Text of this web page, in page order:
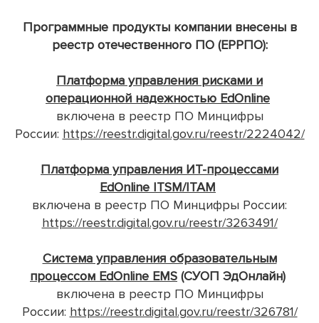
Программные продукты компании внесены в
реестр отечественного ПО (ЕРРПО):
Платформа управления рисками и
операционной надежностью EdOnline
включена в реестр ПО Минцифры
России: https://reestr.digital.gov.ru/reestr/2224042/
Платформа управления ИТ-процессами
EdOnline ITSM/ITAM
включена в реестр ПО Минцифры России:
https://reestr.digital.gov.ru/reestr/3263491/
Система управления образовательным
процессом EdOnline EMS (СУОП ЭдОнлайн)
включена в реестр ПО Минцифры
России: https://reestr.digital.gov.ru/reestr/326781/